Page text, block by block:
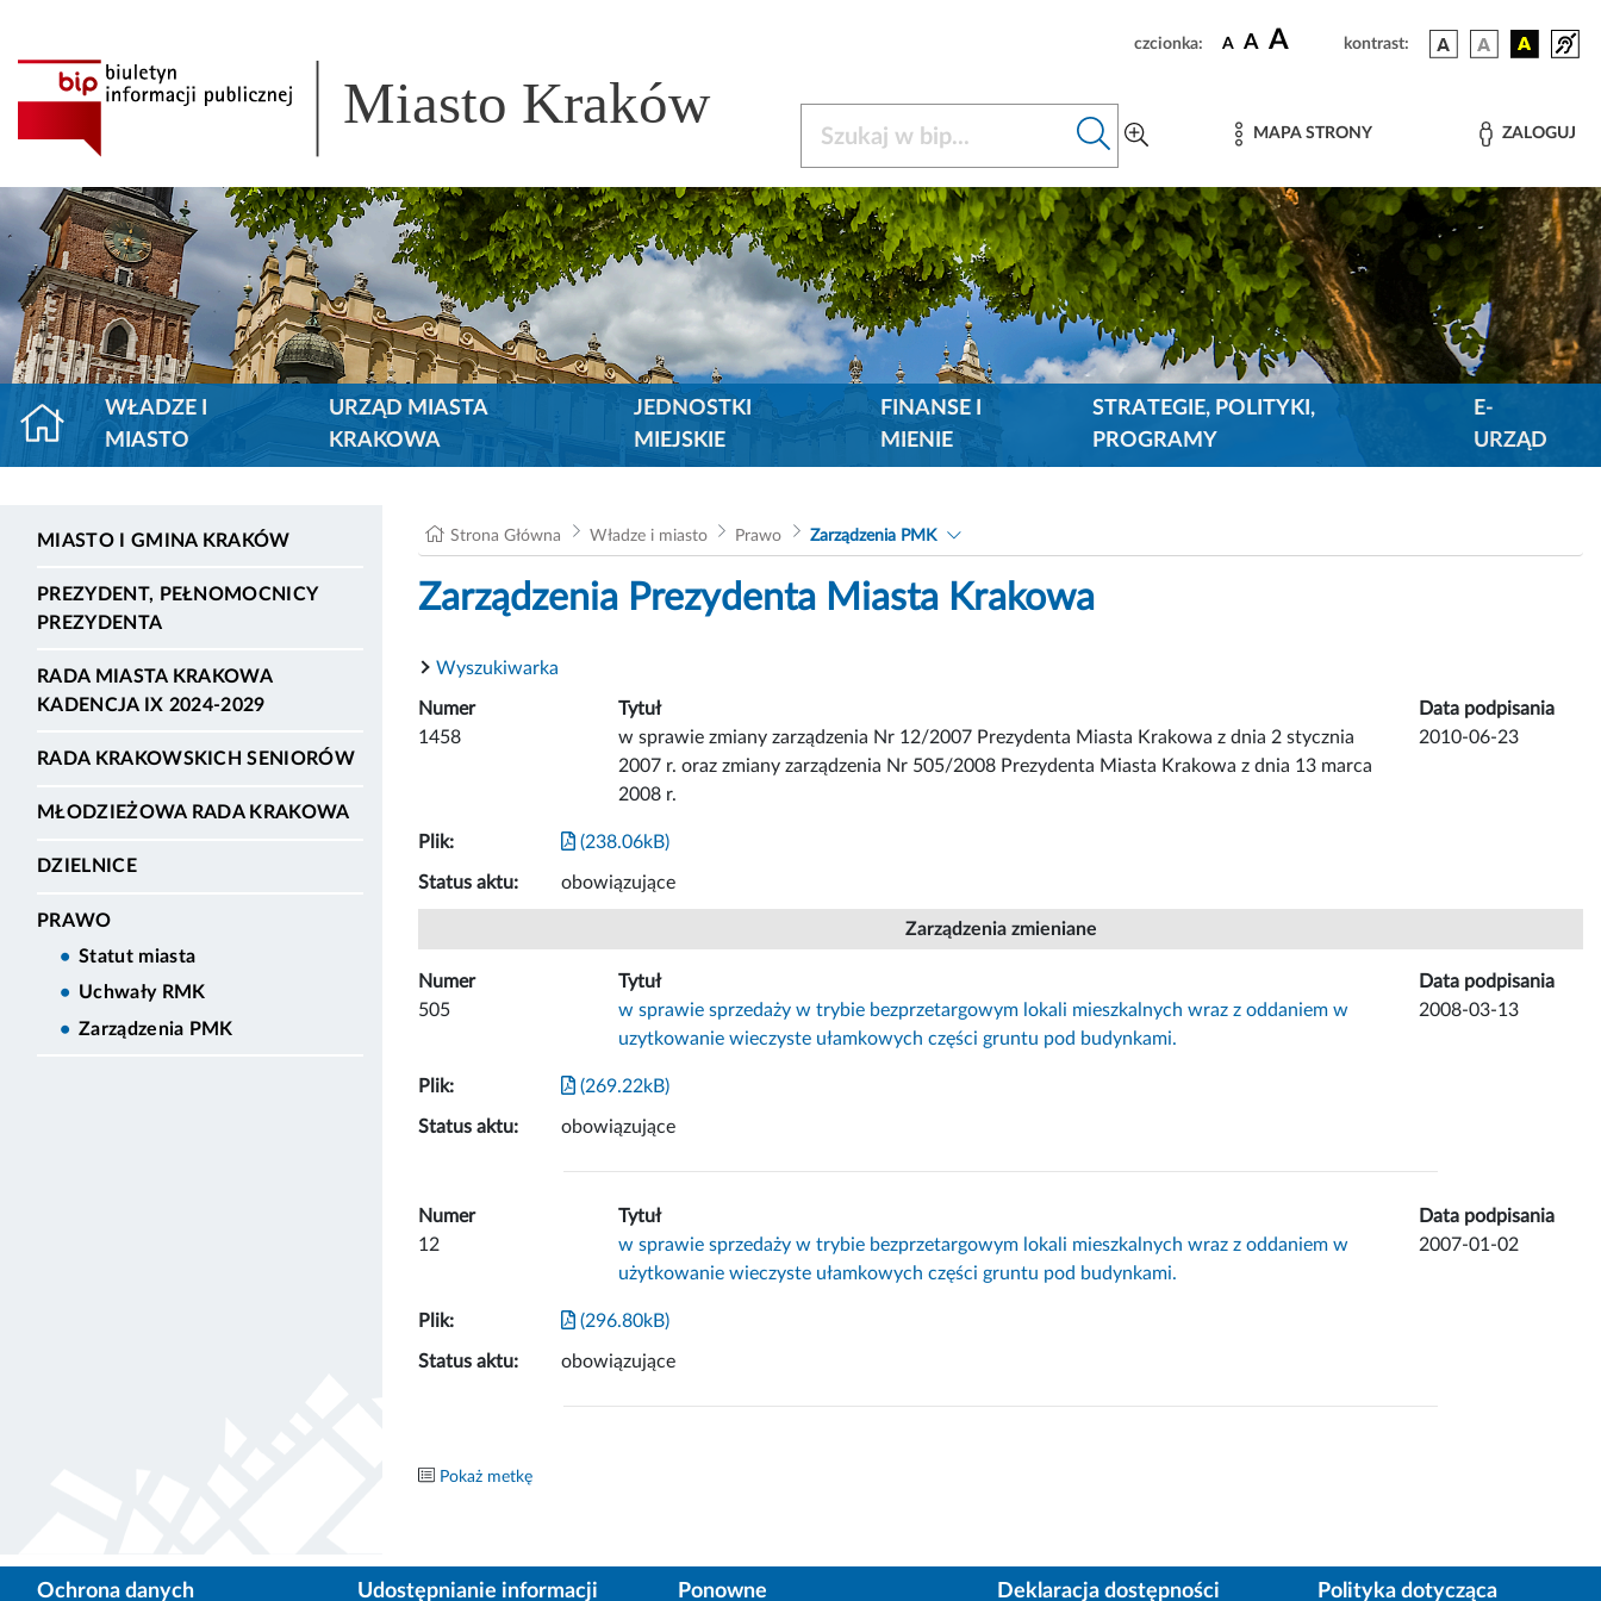
czcionka: A A A kontrast:
Miasto Kraków MAPA STRONY ZALOGUJ
WŁADZE I
MIASTO
URZĄD MIASTA
KRAKOWA
JEDNOSTKI
MIEJSKIE
FINANSE I
MIENIE
STRATEGIE, POLITYKI,
PROGRAMY
E-
URZĄD
MIASTO I GMINA KRAKÓW
PREZYDENT, PEŁNOMOCNICY
PREZYDENTA
RADA MIASTA KRAKOWA
KADENCJA IX 2024-2029
RADA KRAKOWSKICH SENIORÓW
MŁODZIEŻOWA RADA KRAKOWA
DZIELNICE
PRAWO
Statut miasta
Uchwały RMK
Zarządzenia PMK
Strona Główna Władze i miasto Prawo Zarządzenia PMK
Zarządzenia Prezydenta Miasta Krakowa
Wyszukiwarka
Numer Tytuł
Data podpisania
1458
w sprawie zmiany zarządzenia Nr 12/2007 Prezydenta Miasta Krakowa z dnia 2 stycznia
2007 r. oraz zmiany zarządzenia Nr 505/2008 Prezydenta Miasta Krakowa z dnia 13 marca
2008 r.
2010-06-23
Plik: (238.06kB)
Status aktu: obowiązujące
Zarządzenia zmieniane
Numer Tytuł
Data podpisania
505
w sprawie sprzedaży w trybie bezprzetargowym lokali mieszkalnych wraz z oddaniem w
uzytkowanie wieczyste ułamkowych części gruntu pod budynkami.
2008-03-13
Plik: (269.22kB)
Status aktu: obowiązujące
Numer Tytuł
Data podpisania
12
w sprawie sprzedaży w trybie bezprzetargowym lokali mieszkalnych wraz z oddaniem w
użytkowanie wieczyste ułamkowych części gruntu pod budynkami.
2007-01-02
Plik: (296.80kB)
Status aktu: obowiązujące
Pokaż metkę
Ochrona danych Udostępnianie informacji Ponowne Deklaracja dostępności Polityka dotycząca